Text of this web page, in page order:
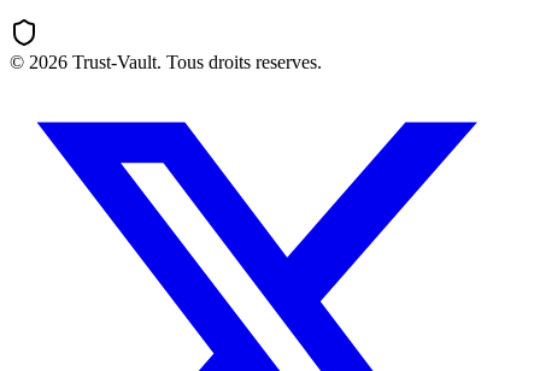
© 2026 Trust-Vault. Tous droits reserves.